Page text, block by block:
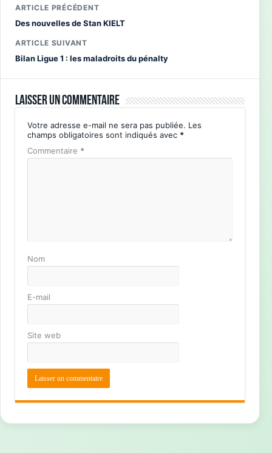
ARTICLE PRÉCÉDENT
Des nouvelles de Stan KIELT
ARTICLE SUIVANT
Bilan Ligue 1 : les maladroits du pénalty
Laisser un commentaire
Votre adresse e-mail ne sera pas publiée. Les
champs obligatoires sont indiqués avec *
Commentaire *
Nom
E-mail
Site web